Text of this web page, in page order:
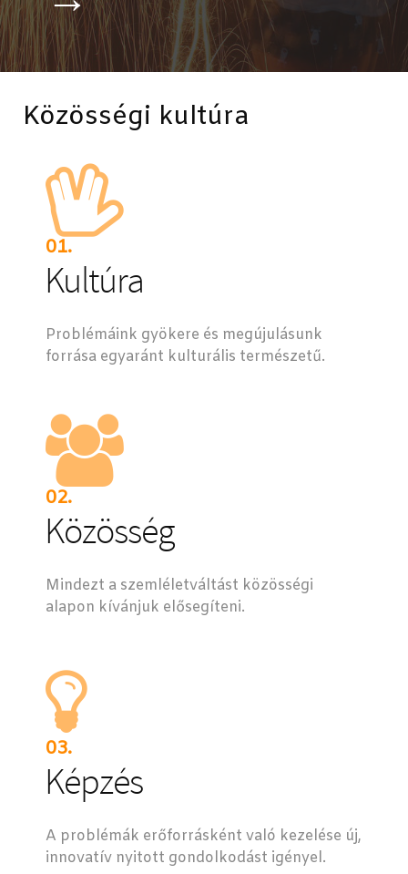
Közösségi kultúra
01.
Kultúra
Problémáink gyökere és megújulásunk
forrása egyaránt kulturális természetű.
02.
Közösség
Mindezt a szemléletváltást közösségi
alapon kívánjuk elősegíteni.
03.
Képzés
A problémák erőforrásként való kezelése új,
innovatív nyitott gondolkodást igényel.